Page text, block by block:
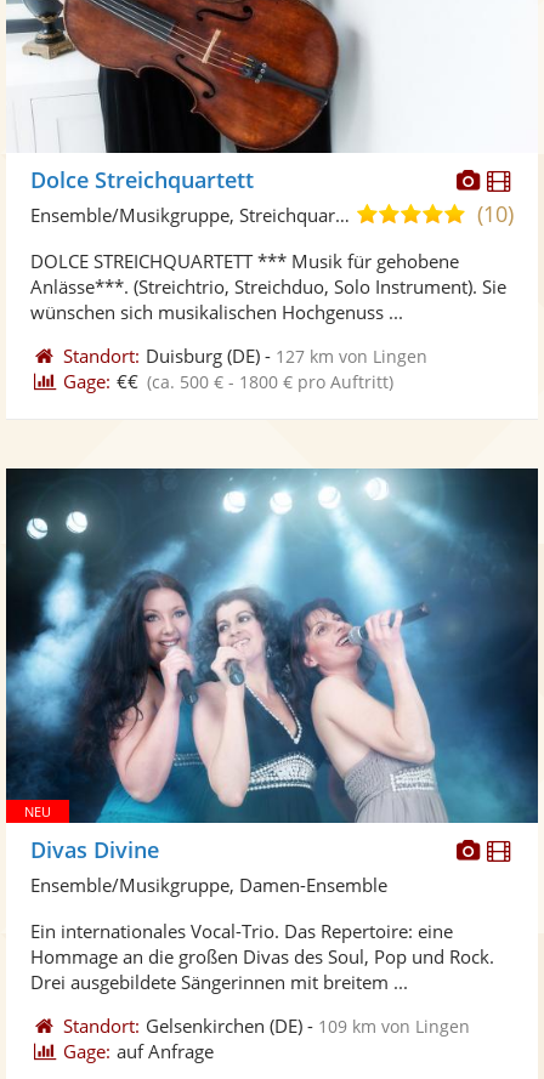
Dolce Streichquartett
5,0
Sternen
(10)
Ensemble/Musikgruppe, Streichquartett
DOLCE STREICHQUARTETT *** Musik für gehobene
Anlässe***. (Streichtrio, Streichduo, Solo Instrument). Sie
wünschen sich musikalischen Hochgenuss ...
Standort: Duisburg (DE) - 127 km von Lingen
Gage: €€ (ca. 500 € - 1800 € pro Auftritt)
Divas Divine
Ensemble/Musikgruppe, Damen-Ensemble
Ein internationales Vocal-Trio. Das Repertoire: eine
Hommage an die großen Divas des Soul, Pop und Rock.
Drei ausgebildete Sängerinnen mit breitem ...
Standort: Gelsenkirchen (DE) - 109 km von Lingen
Gage: auf Anfrage